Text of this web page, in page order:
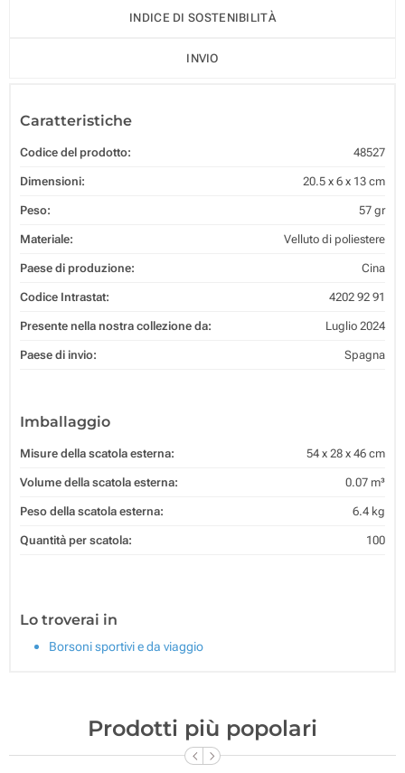
INDICE DI SOSTENIBILITÀ
INVIO
Caratteristiche
Codice del prodotto: 48527
Dimensioni: 20.5 x 6 x 13 cm
Peso: 57 gr
Materiale: Velluto di poliestere
Paese di produzione: Cina
Codice Intrastat: 4202 92 91
Presente nella nostra collezione da: Luglio 2024
Paese di invio: Spagna
Imballaggio
Misure della scatola esterna: 54 x 28 x 46 cm
Volume della scatola esterna: 0.07 m³
Peso della scatola esterna: 6.4 kg
Quantità per scatola: 100
Lo troverai in
Borsoni sportivi e da viaggio
Prodotti più popolari